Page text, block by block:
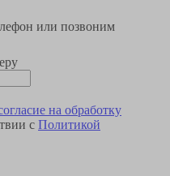
или позвоним
на обработку
с Политикой